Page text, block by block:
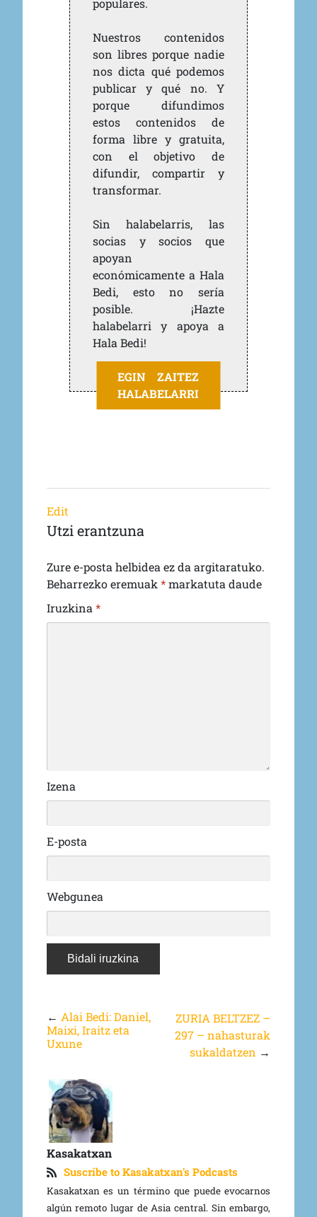
Nuestros contenidos
son libres porque nadie
nos dicta qué podemos
publicar y qué no. Y
porque difundimos
estos contenidos de
forma libre y gratuita,
con el objetivo de
difundir, compartir y
transformar.
Sin halabelarris, las
socias y socios que
apoyan
económicamente a Hala
Bedi, esto no sería
posible. ¡Hazte
halabelarri y apoya a
Hala Bedi!
EGIN ZAITEZ
HALABELARRI
Edit
Utzi erantzuna
Zure e-posta helbidea ez da argitaratuko.
Beharrezko eremuak *markatuta daude
Iruzkina *
Izena
E-posta
Webgunea
← Alai Bedi: Daniel,
Maixi, Iraitz eta
Uxune
ZURIA BELTZEZ –
297 – nahasturak
sukaldatzen →
Kasakatxan
Suscribe to Kasakatxan's Podcasts
Kasakatxan es un término que puede evocarnos
algún remoto lugar de Asia central. Sin embargo,